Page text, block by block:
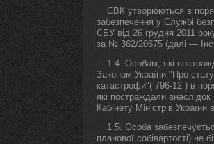
СВК утворюються в
забезпечення у Службі
СБУ від 26 грудня 2011
за № 362/20675 (далі —
1.4. Особам, які
Законом України "Про
катастрофи"( 796-12 ) в
які постраждали
Кабінету Міністрів
1.5. Особа
планової собівартості) не